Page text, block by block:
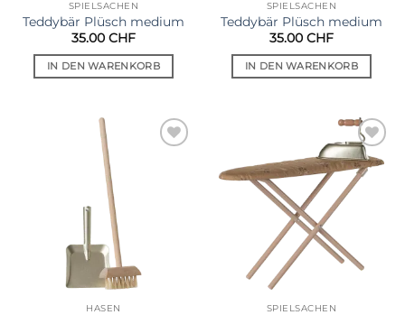
SPIELSACHEN
Teddybär Plüsch medium
35.00 CHF
IN DEN WARENKORB
SPIELSACHEN
Teddybär Plüsch medium
35.00 CHF
IN DEN WARENKORB
HASEN
Auf die
Wunschliste
SPIELSACHEN